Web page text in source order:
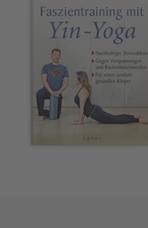
Pilates-
unterrichtet als
Programms.